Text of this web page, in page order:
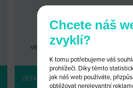
KLÍČ NA MOTOCYKL HONDA
KÓD: HON_MOTO_32
MALOOBCHODNÍ CENA: 390 KČ
VELKOOBCHODNÍ CENA:
DETAIL PRODUKTU PŘIDAT DO
Chcete náš
zvyklí?
K tomu potřebujeme váš
prohlížeči. Díky těmto
jak náš web používáte,
obtěžovat nerelevantní